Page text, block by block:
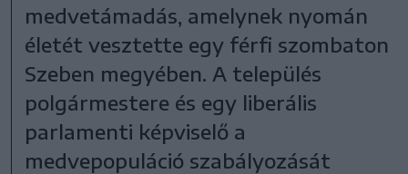
medvetámadás, amelynek nyomán
életét vesztette egy férfi szombaton
Szeben megyében. A település
polgármestere és egy liberális
parlamenti képviselő a
medvepopuláció szabályozását